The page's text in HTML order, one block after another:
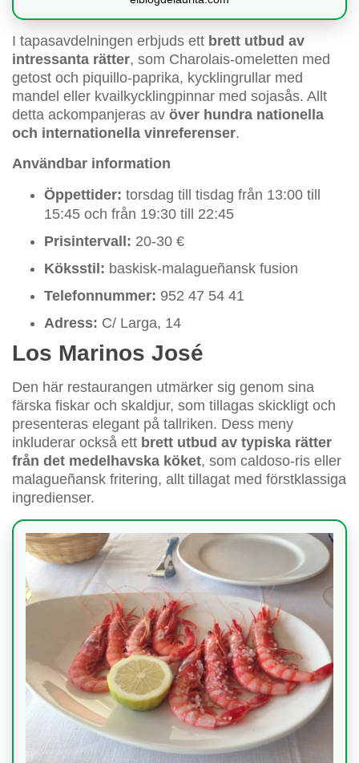
I tapasavdelningen erbjuds ett brett utbud av
intressanta rätter, som Charolais-omeletten med
getost och piquillo-paprika, kycklingrullar med
mandel eller kvailkycklingpinnar med sojasås. Allt
detta ackompanjeras av över hundra nationella
och internationella vinreferenser.
Användbar information
Öppettider: torsdag till tisdag från 13:00 till
15:45 och från 19:30 till 22:45
Prisintervall: 20-30 €
Köksstil: baskisk-malagueñansk fusion
Telefonnummer: 952 47 54 41
Adress: C/ Larga, 14
Los Marinos José
Den här restaurangen utmärker sig genom sina
färska fiskar och skaldjur, som tillagas skickligt och
presenteras elegant på tallriken. Dess meny
inkluderar också ett brett utbud av typiska rätter
från det medelhavska köket, som caldoso-ris eller
malagueñansk fritering, allt tillagat med förstklassiga
ingredienser.